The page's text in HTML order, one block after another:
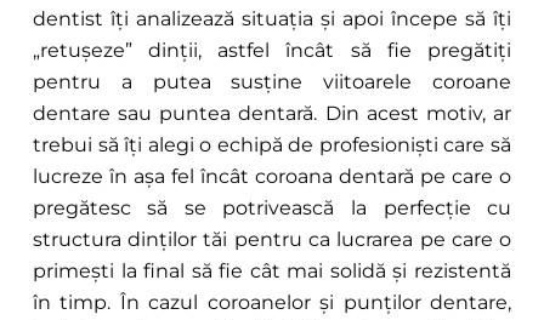
dentist îți analizează situația și apoi începe să îți
„retușeze” dinții, astfel încât să fie pregătiți
pentru a putea susține viitoarele coroane
dentare sau puntea dentară. Din acest motiv, ar
trebui să îți alegi o echipă de profesioniști care să
lucreze în așa fel încât coroana dentară pe care o
pregătesc să se potrivească la perfecție cu
structura dinților tăi pentru ca lucrarea pe care o
primești la final să fie cât mai solidă și rezistentă
în timp. În cazul coroanelor și punților dentare,